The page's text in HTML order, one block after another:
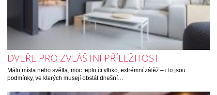
DVEŘE PRO ZVLÁŠTNÍ PŘÍLEŽITOST
Málo místa nebo světla, moc teplo či vlhko, extrémní zátěž – i to jsou
podmínky, ve kterých musejí obstát dnešní…